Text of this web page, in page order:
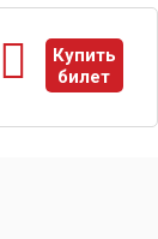
Купить
билет
ы